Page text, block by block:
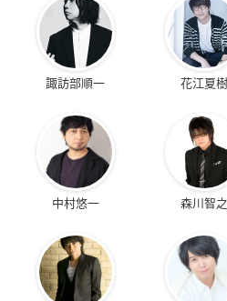
諏訪部順一 花江夏樹
中村悠一 森川智之